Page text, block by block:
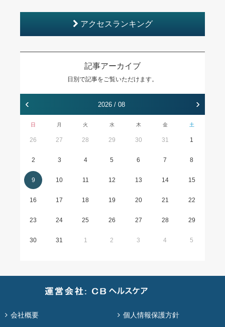
アクセスランキング
記事アーカイブ
日別で記事をご覧いただけます。
‹ 2026 / 08 ›
日 月 火 水 木 金 土
26 27 28 29 30 31 1
2 3 4 5 6 7 8
9 10 11 12 13 14 15
16 17 18 19 20 21 22
23 24 25 26 27 28 29
30 31 1 2 3 4 5
会社概要 個人情報保護方針